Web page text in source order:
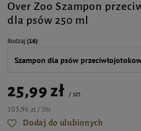
Over Zoo Szampon
dla psów 250 ml
Rodzaj(16)
Szampon dla psów
25,99 zł /szt.
103,96 zł / litr
Dodaj do ulubionych